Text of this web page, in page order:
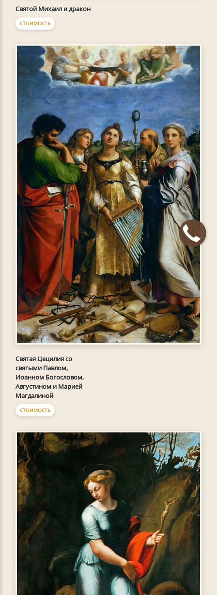
Святой Михаил и дракон
СТОИМОСТЬ
Святая Цецилия со
святыми Павлом,
Иоанном Богословом,
Августином и Марией
Магдалиной
СТОИМОСТЬ